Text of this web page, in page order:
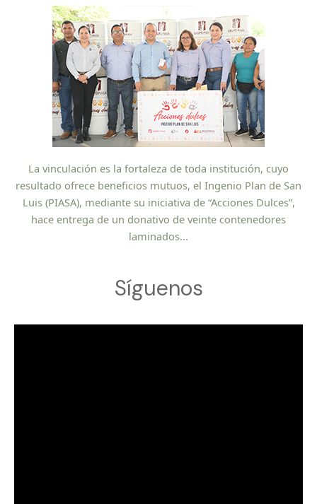
La vinculación es la fortaleza de toda institución, cuyo
resultado ofrece beneficios mutuos, el Ingenio Plan de San
Luis (PIASA), mediante su iniciativa de “Acciones Dulces”,
hace entrega de un donativo de veinte contenedores
laminados...
Síguenos